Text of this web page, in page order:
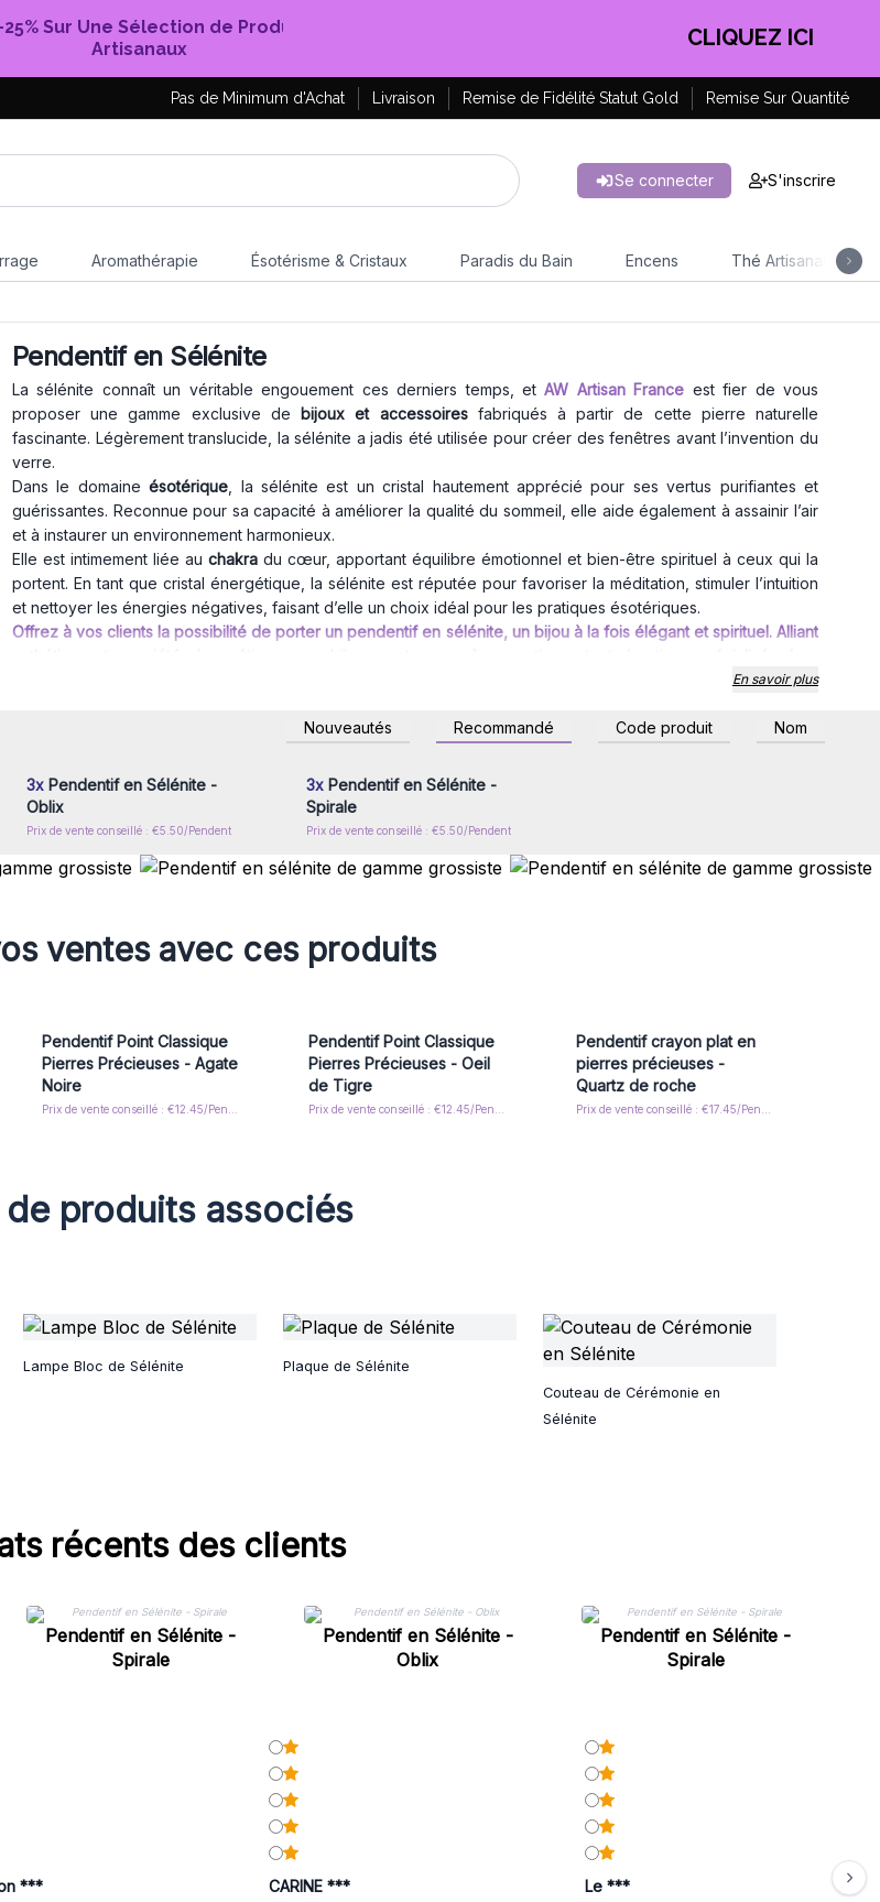
25% Sur Une Sélection de Produits
Artisanaux
EN PROFITER !
Pas de Minimum d'Achat Livraison Remise de Fidélité Statut Gold Remise Sur Quantité
Se connecter S'inscrire
Aromathérapie Ésotérisme & Cristaux Paradis du Bain Encens Thé Artisanal
Pendentif en Sélénite
La sélénite connaît un véritable engouement ces derniers temps, etAW Artisan France est fier de vous
proposer une gamme exclusive de bijoux et accessoiresfabriqués à partir de cette pierre naturelle
fascinante. Légèrement translucide, la sélénite a jadis été utilisée pour créer des fenêtres avant l’invention du
verre.
Dans le domaineésotérique , la sélénite est un cristal hautement apprécié pour ses vertus purifiantes et
guérissantes. Reconnue pour sa capacité à améliorer la qualité du sommeil, elle aide également à assainir l’air
et à instaurer un environnement harmonieux.
Elle est intimement liée au chakra du cœur, apportant équilibre émotionnel et bien-être spirituel à ceux qui la
portent. En tant que cristal énergétique, la sélénite est réputée pour favoriser la méditation, stimuler l’intuition
et nettoyer les énergies négatives, faisant d’elle un choix idéal pour les pratiques ésotériques.
Offrez à vos clients la possibilité de porter un pendentif en sélénite, un bijou à la fois élégant et spirituel. Alliant
En savoir plus
Nouveautés Recommandé Code produit Nom
3x Pendentif en Sélénite -
Oblix
Prix de vente conseillé : €5.50/Pendent
Connectez-vous ou inscrivez-
vous pour accéder aux prix de
gros
3xPendentif en Sélénite -
Spirale
Prix de vente conseillé : €5.50/Pendent
ventes avec ces produits
Pendentif Point Classique
Pierres Précieuses - Agate
Noire
Pendentif Point Classique
Pierres Précieuses - Oeil
de Tigre
Pendentif crayon plat en
pierres précieuses -
Quartz de roche
de produits associés
Lampe Bloc de Sélénite
Plaque de Sélénite
Couteau de Cérémonie en
Sélénite
récents des clients
Pendentif en Sélénite -
Spirale
Pendentif en Sélénite -
Oblix
Pendentif en Sélénite -
Spirale
*** CARINE *** Le ***